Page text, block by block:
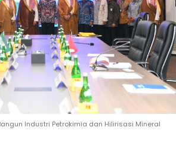
Industri Petrokimia dan Hilirisasi Mineral